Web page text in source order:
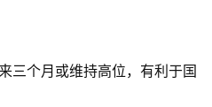
三个月或维持高位，有利于国